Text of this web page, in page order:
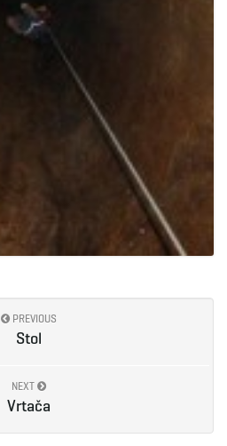
PREVIOUS
Stol
NEXT
Vrtača